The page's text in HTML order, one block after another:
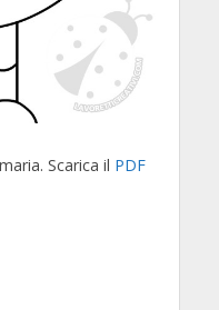
Scarica il PDF